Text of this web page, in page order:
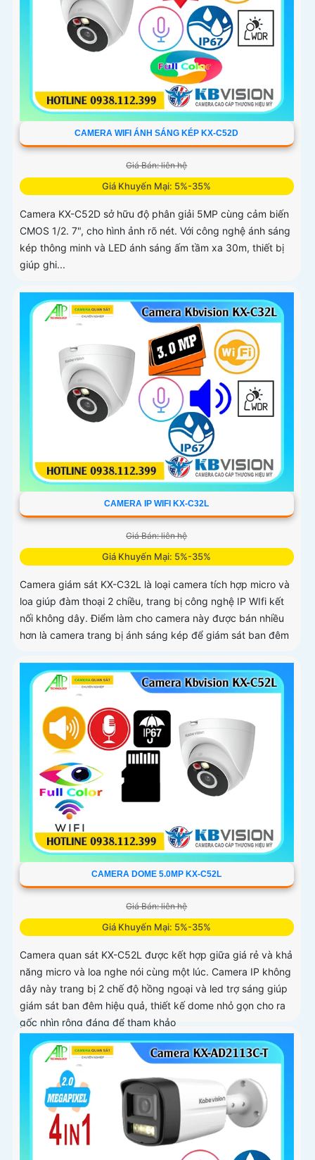
CAMERA WIFI ÁNH SÁNG KÉP KX-C52D
Giá Bán: liên hệ
Giá Khuyến Mại: 5%-35%
Camera KX-C52D sở hữu độ phân giải 5MP cùng cảm biến
CMOS 1/2. 7", cho hình ảnh rõ nét. Với công nghệ ánh sáng
kép thông minh và LED ánh sáng ấm tầm xa 30m, thiết bị
giúp ghi...
CAMERA IP WIFI KX-C32L
Giá Bán: liên hệ
Giá Khuyến Mại: 5%-35%
Camera giám sát KX-C32L là loại camera tích hợp micro và
loa giúp đàm thoại 2 chiều, trang bị công nghệ IP WIfi kết
nối không dây. Điểm làm cho camera này được bán nhiều
hơn là camera trang bị ánh sáng kép để giám sát ban đêm
CAMERA DOME 5.0MP KX-C52L
Giá Bán: liên hệ
Giá Khuyến Mại: 5%-35%
Camera quan sát KX-C52L được kết hợp giữa giá rẻ và khả
năng micro và loa nghe nói cùng một lúc. Camera IP không
dây này trang bị 2 chế độ hồng ngoại và led trợ sáng giúp
giám sát ban đêm hiệu quả, thiết kế dome nhỏ gọn cho ra
gốc nhìn rộng đáng để tham khảo